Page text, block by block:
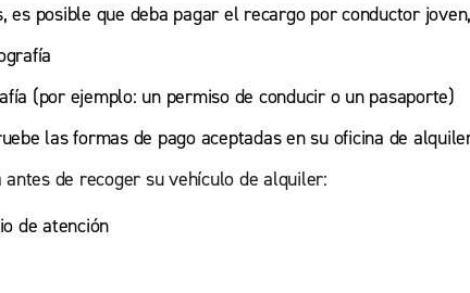
es posible que deba pagar el recargo por conductor
(por ejemplo: un permiso de conducir o un pasaporte)
las formas de pago aceptadas en su oficina de
de recoger su vehículo de alquiler:
de atención